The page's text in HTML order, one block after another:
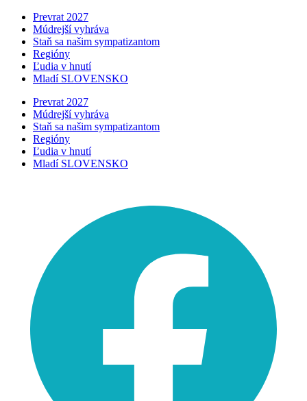
Prevrat 2027
Múdrejší vyhráva
Staň sa našim sympatizantom
Regióny
Ľudia v hnutí
Mladí SLOVENSKO
Prevrat 2027
Múdrejší vyhráva
Staň sa našim sympatizantom
Regióny
Ľudia v hnutí
Mladí SLOVENSKO